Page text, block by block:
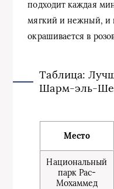
подходит каждая
мягкий и нежный, и
окрашивается в
Таблица:
Шарм-эль-
Место
Национальный
парк Рас-
Мохаммед